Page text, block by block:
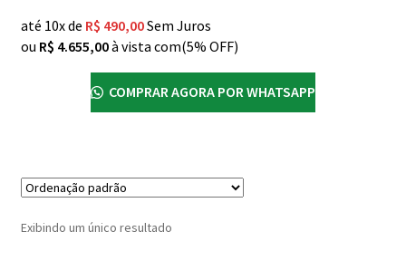
até 10x de R$ 490,00Sem Juros
ou R$ 4.655,00à vista com(5% OFF)
COMPRAR AGORA POR WHATSAPP
Exibindo um único resultado